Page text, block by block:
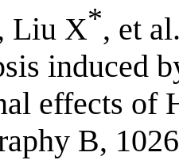
Liu X*, et
induced
effects of
B,